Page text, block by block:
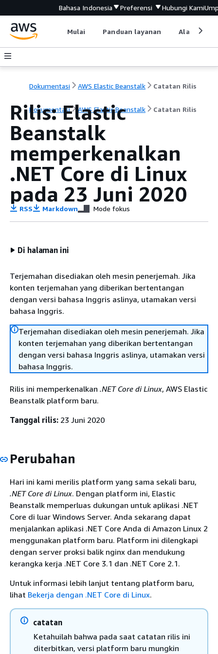
Bahasa Indonesia Preferensi Hubungi Kami
Mulai Panduan layanan Alat
Dokumentasi AWS Elastic Beanstalk Catatan Rilis
Dokumentasi AWS Elastic Beanstalk Catatan Rilis
Rilis: Elastic
Beanstalk
memperkenalkan
.NET Core di Linux
pada 23 Juni 2020
RSS Markdown Mode fokus
Di halaman ini
Terjemahan disediakan oleh mesin penerjemah. Jika
konten terjemahan yang diberikan bertentangan
dengan versi bahasa Inggris aslinya, utamakan versi
bahasa Inggris.
Terjemahan disediakan oleh mesin penerjemah. Jika
konten terjemahan yang diberikan bertentangan
dengan versi bahasa Inggris aslinya, utamakan versi
bahasa Inggris.
Rilis ini memperkenalkan .NET Core di Linux, AWS Elastic
Beanstalk platform baru.
Tanggal rilis: 23 Juni 2020
Perubahan
Hari ini kami merilis platform yang sama sekali baru,
.NET Core di Linux. Dengan platform ini, Elastic
Beanstalk memperluas dukungan untuk aplikasi .NET
Core di luar Windows Server. Anda sekarang dapat
menjalankan aplikasi .NET Core Anda di Amazon Linux 2
menggunakan platform baru. Platform ini dilengkapi
dengan server proksi balik nginx dan mendukung
kerangka kerja .NET Core 3.1 dan .NET Core 2.1.
Untuk informasi lebih lanjut tentang platform baru,
lihat Bekerja dengan .NET Core di Linux.
catatan
Ketahuilah bahwa pada saat catatan rilis ini
diterbitkan, versi platform baru mungkin